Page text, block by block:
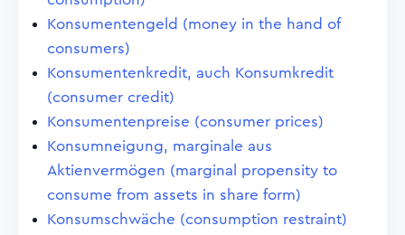
Konsumentengeld (money in the hand of
consumers)
Konsumentenkredit, auch Konsumkredit
(consumer credit)
Konsumentenpreise (consumer prices)
Konsumneigung, marginale aus
Aktienvermögen (marginal propensity to
consume from assets in share form)
Konsumschwäche (consumption restraint)